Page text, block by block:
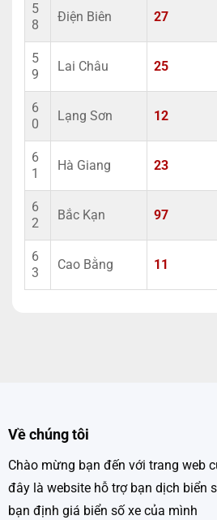
5
8
Điện Biên 27
5
9
Lai Châu 25
6
0
Lạng Sơn 12
6
1
Hà Giang 23
6
2
Bắc Kạn 97
6
3
Cao Bằng 11
Về chúng tôi
Chào mừng bạn đến với trang web
đây là website hỗ trợ bạn dịch biển
bạn định giá biển số xe của mình